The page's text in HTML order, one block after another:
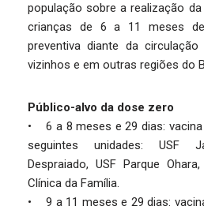
população sobre a realização
crianças de 6 a 11 meses
preventiva diante da
vizinhos e em outras regiões do
Público-alvo da dose zero
• 6 a 8 meses e 29 dias: vacina
seguintes unidades: USF
Despraiado, USF Parque
Clínica da Família.
• 9 a 11 meses e 29 dias: